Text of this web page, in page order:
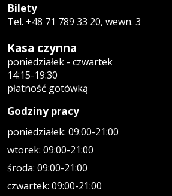
Bilety
Tel. +48 71 789 33 20, wewn. 3
Kasa czynna
poniedziałek - czwartek
14:15-19:30
płatność gotówką
Godziny pracy
poniedziałek: 09:00-21:00
wtorek: 09:00-21:00
środa: 09:00-21:00
czwartek: 09:00-21:00